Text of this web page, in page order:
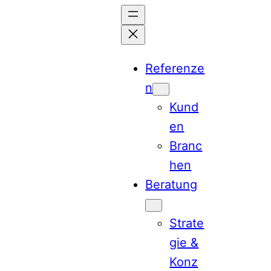
Referenze
n
Kund
en
Branc
hen
Beratung
Strate
gie &
Konz